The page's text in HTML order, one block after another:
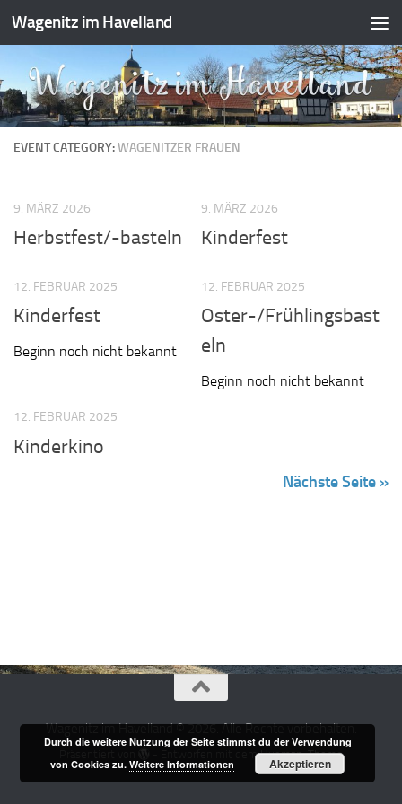
Zum Inhalt springen
Wagenitz im Havelland
EVENT CATEGORY:WAGENITZER FRAUEN
9. MÄRZ 2026
Herbstfest/-basteln
9. MÄRZ 2026
Kinderfest
12. FEBRUAR 2025
Kinderfest
Beginn noch nicht bekannt
12. FEBRUAR 2025
Oster-/Frühlingsbast
eln
Beginn noch nicht bekannt
12. FEBRUAR 2025
Kinderkino
Nächste Seite »
Wagenitz im Havelland © 2026. Alle Rechte vorbehalten.
- Entworfen mit demHueman-Theme
Durch die weitere Nutzung der Seite stimmst du der Verwendung
von Cookies zu.Weitere Informationen Akzeptieren